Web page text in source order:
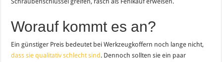
Worauf kommt es an?
Ein günstiger Preis bedeutet bei Werkzeugkoffern noch lange nicht,
dass sie qualitativ schlecht sind . Dennoch sollten sie ein paar